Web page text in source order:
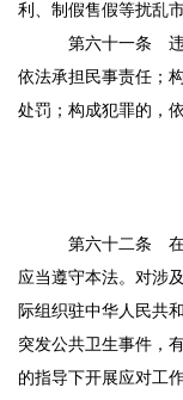
利、制假售假等扰乱
第六十一条 违
依法承担民事责任；
处罚；构成犯罪的，
第六十二条 在
应当遵守本法。对涉
际组织驻中华人民共
突发公共卫生事件，
的指导下开展应对工作